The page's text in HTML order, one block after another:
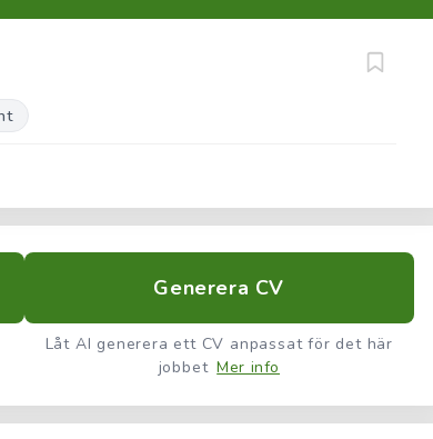
Generera CV
Låt AI generera ett CV anpassat för det här
jobbet Mer info